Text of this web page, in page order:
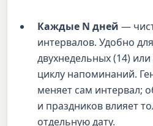
Каждые N дней —
интервалов. Удобно
двухнедельных (14)
циклу напоминаний.
меняет сам интервал;
и праздников влияет
отдельную дату.